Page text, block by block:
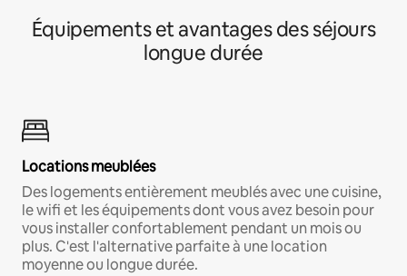
Équipements et avantages des séjours
longue durée
Locations meublées
Des logements entièrement meublés avec une cuisine,
le wifi et les équipements dont vous avez besoin pour
vous installer confortablement pendant un mois ou
plus. C'est l'alternative parfaite à une location
moyenne ou longue durée.